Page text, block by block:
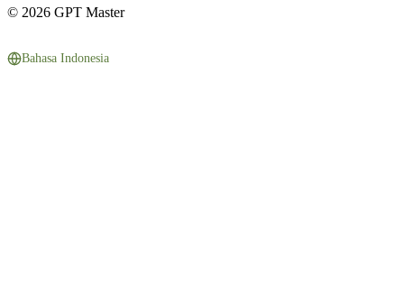
© 2026 GPT Master
Bahasa Indonesia